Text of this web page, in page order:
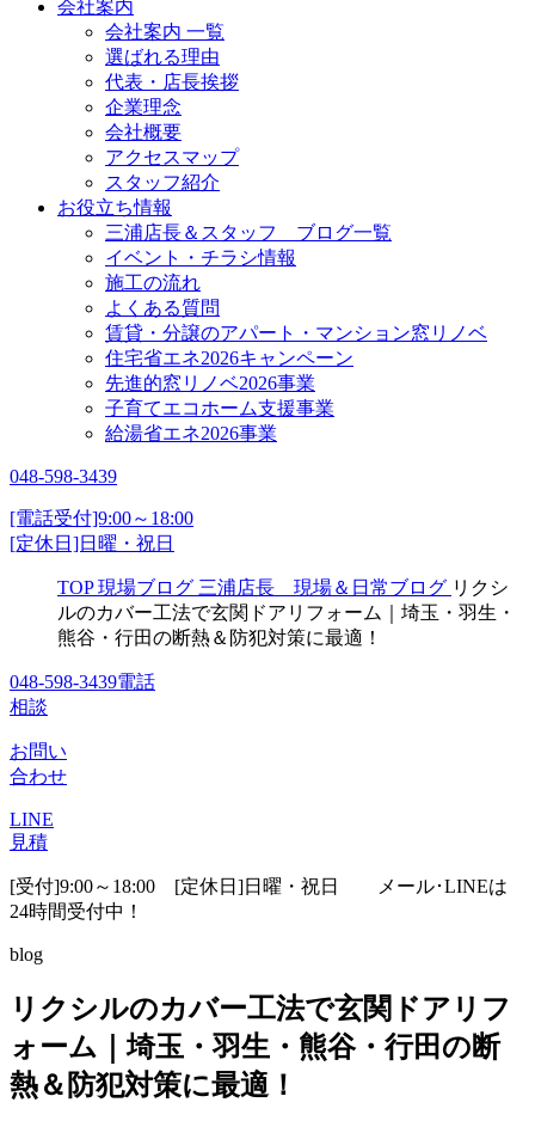
会社案内
会社案内 一覧
選ばれる理由
代表・店長挨拶
企業理念
会社概要
アクセスマップ
スタッフ紹介
お役立ち情報
三浦店長＆スタッフ ブログ一覧
イベント・チラシ情報
施工の流れ
よくある質問
賃貸・分譲のアパート・マンション窓リノベ
住宅省エネ2026キャンペーン
先進的窓リノベ2026事業
子育てエコホーム支援事業
給湯省エネ2026事業
048-598-3439
[電話受付]9:00～18:00
[定休日]日曜・祝日
TOP 現場ブログ 三浦店長 現場＆日常ブログ リクシ
ルのカバー工法で玄関ドアリフォーム｜埼玉・羽生・
熊谷・行田の断熱＆防犯対策に最適！
048-598-3439電話
相談
お問い
合わせ
LINE
見積
[受付]9:00～18:00 [定休日]日曜・祝日
メール･LINEは
24時間受付中！
blog
リクシルのカバー工法で玄関ドアリフ
ォーム｜埼玉・羽生・熊谷・行田の断
熱＆防犯対策に最適！